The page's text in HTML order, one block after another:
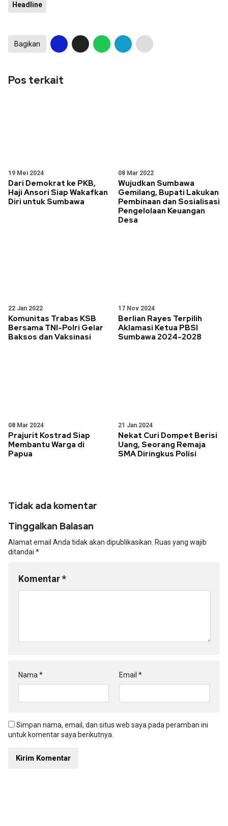
Headline
Bagikan
Pos terkait
19 Mei 2024
Dari Demokrat ke PKB,
Haji Ansori Siap Wakafkan
Diri untuk Sumbawa
08 Mar 2022
Wujudkan Sumbawa
Gemilang, Bupati Lakukan
Pembinaan dan Sosialisasi
Pengelolaan Keuangan
Desa
22 Jan 2022
Komunitas Trabas KSB
Bersama TNI-Polri Gelar
Baksos dan Vaksinasi
17 Nov 2024
Berlian Rayes Terpilih
Aklamasi Ketua PBSI
Sumbawa 2024-2028
08 Mar 2024
Prajurit Kostrad Siap
Membantu Warga di
Papua
21 Jan 2024
Nekat Curi Dompet Berisi
Uang, Seorang Remaja
SMA Diringkus Polisi
Tidak ada komentar
Tinggalkan Balasan
Alamat email Anda tidak akan dipublikasikan. Ruas yang wajib
ditandai *
Komentar*
Nama * Email *
Simpan nama, email, dan situs web saya pada peramban ini
untuk komentar saya berikutnya.